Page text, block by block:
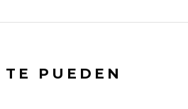
PUEDEN